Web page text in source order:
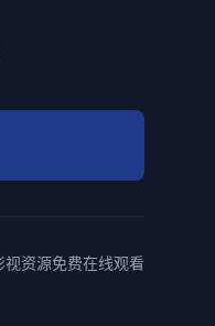
资源免费在线观看